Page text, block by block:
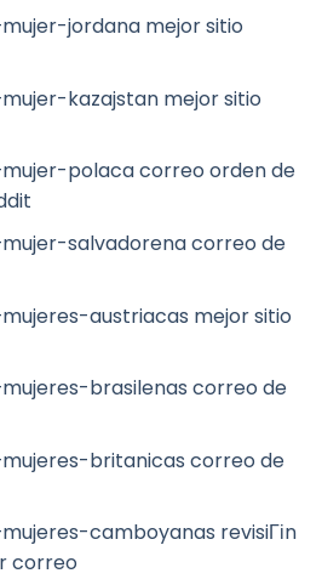
jordana mejor sitio
kazajstan mejor sitio
polaca correo orden de
salvadorena correo de
austriacas mejor sitio
brasilenas correo de
britanicas correo de
camboyanas revisiГіn
correo